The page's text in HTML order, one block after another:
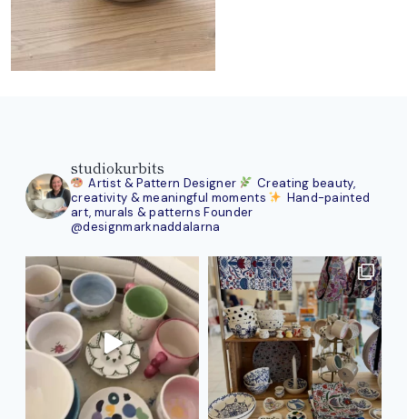
studiokurbits
Artist & Pattern Designer
Creating beauty,
creativity & meaningful moments
Hand-painted
art, murals & patterns Founder
@designmarknaddalarna